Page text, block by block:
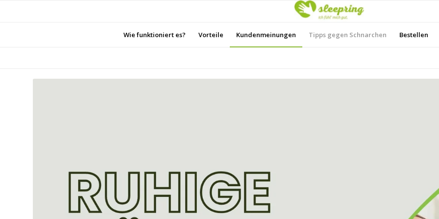
Wie funktioniert es? Vorteile Kundenmeinungen Tipps gegen Schnarchen Bestellen